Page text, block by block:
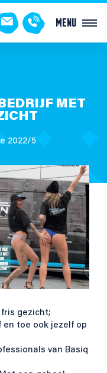
Menu
MET
2022/5
gezicht;
en toe ook jezelf op
van Basiq